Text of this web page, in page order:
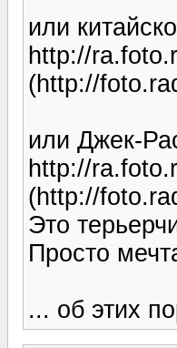
или
http://
(http://
или Джек-
http://
(http://
Это
Просто
... об этих